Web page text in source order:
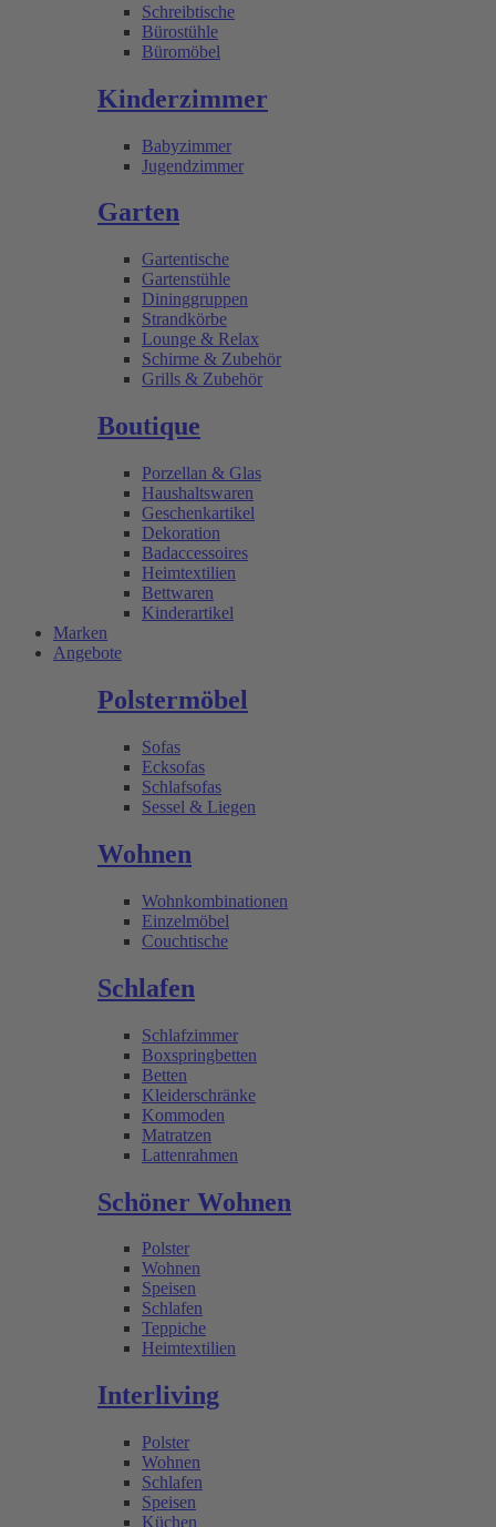
Schreibtische
Bürostühle
Büromöbel
Kinderzimmer
Babyzimmer
Jugendzimmer
Garten
Gartentische
Gartenstühle
Dininggruppen
Strandkörbe
Lounge & Relax
Schirme & Zubehör
Grills & Zubehör
Boutique
Porzellan & Glas
Haushaltswaren
Geschenkartikel
Dekoration
Badaccessoires
Heimtextilien
Bettwaren
Kinderartikel
Marken
Angebote
Polstermöbel
Sofas
Ecksofas
Schlafsofas
Sessel & Liegen
Wohnen
Wohnkombinationen
Einzelmöbel
Couchtische
Schlafen
Schlafzimmer
Boxspringbetten
Betten
Kleiderschränke
Kommoden
Matratzen
Lattenrahmen
Schöner Wohnen
Polster
Wohnen
Speisen
Schlafen
Teppiche
Heimtextilien
Interliving
Polster
Wohnen
Schlafen
Speisen
Küchen